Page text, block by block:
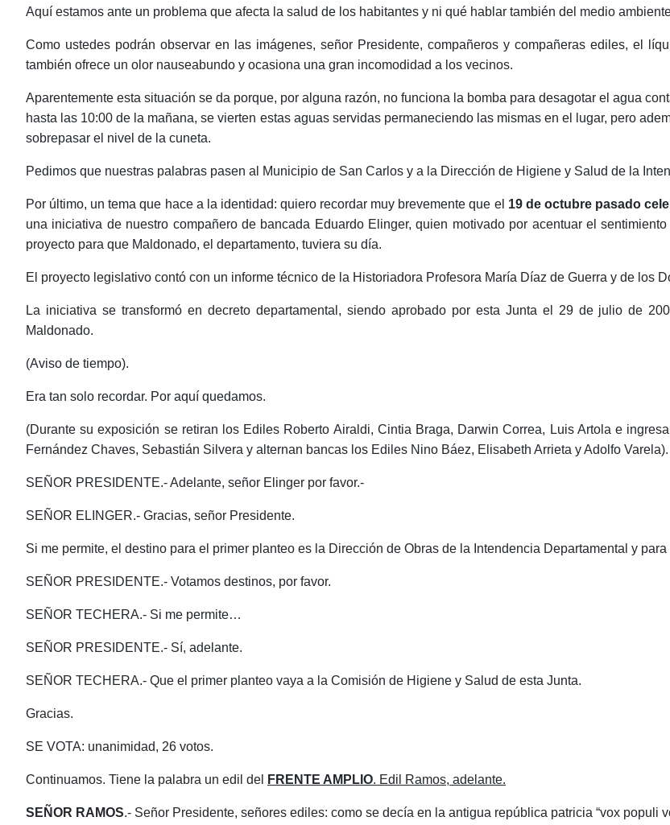
Aquí estamos ante un problema que afecta la salud de los habitantes y ni qué hablar también del medio
Como ustedes podrán observar en las imágenes, señor Presidente, compañeros y compañeras ediles, el
también ofrece un olor nauseabundo y ocasiona una gran incomodidad a los vecinos.
Aparentemente esta situación se da porque, por alguna razón, no funciona la bomba para desagotar el agua
hasta las 10:00 de la mañana, se vierten estas aguas servidas permaneciendo las mismas en el lugar, pero
sobrepasar el nivel de la cuneta.
Pedimos que nuestras palabras pasen al Municipio de San Carlos y a la Dirección de Higiene y Salud de la
Por último, un tema que hace a la identidad: quiero recordar muy brevemente que el 19 de octubre pasado
una iniciativa de nuestro compañero de bancada Eduardo Elinger, quien motivado por acentuar el
proyecto para que Maldonado, el departamento, tuviera su día.
El proyecto legislativo contó con un informe técnico de la Historiadora Profesora María Díaz de Guerra y de los
La iniciativa se transformó en decreto departamental, siendo aprobado por esta Junta el 29 de julio de
Maldonado.
(Aviso de tiempo).
Era tan solo recordar. Por aquí quedamos.
(Durante su exposición se retiran los Ediles Roberto Airaldi, Cintia Braga, Darwin Correa, Luis Artola e
Fernández Chaves, Sebastián Silvera y alternan bancas los Ediles Nino Báez, Elisabeth Arrieta y Adolfo Varela).
SEÑOR PRESIDENTE.- Adelante, señor Elinger por favor.-
SEÑOR ELINGER.- Gracias, señor Presidente.
Si me permite, el destino para el primer planteo es la Dirección de Obras de la Intendencia Departamental y
SEÑOR PRESIDENTE.- Votamos destinos, por favor.
SEÑOR TECHERA.- Si me permite…
SEÑOR PRESIDENTE.- Sí, adelante.
SEÑOR TECHERA.- Que el primer planteo vaya a la Comisión de Higiene y Salud de esta Junta.
Gracias.
SE VOTA: unanimidad, 26 votos.
Continuamos. Tiene la palabra un edil del FRENTE AMPLIO. Edil Ramos, adelante.
SEÑOR RAMOS.- Señor Presidente, señores ediles: como se decía en la antigua república patricia “vox populi